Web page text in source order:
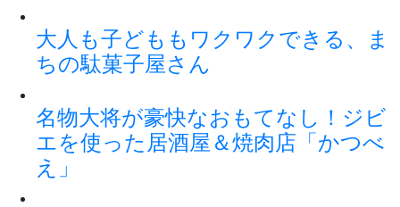
大人も子どももワクワクできる、ま
ちの駄菓子屋さん
名物大将が豪快なおもてなし！ジビ
エを使った居酒屋＆焼肉店「かつべ
え」